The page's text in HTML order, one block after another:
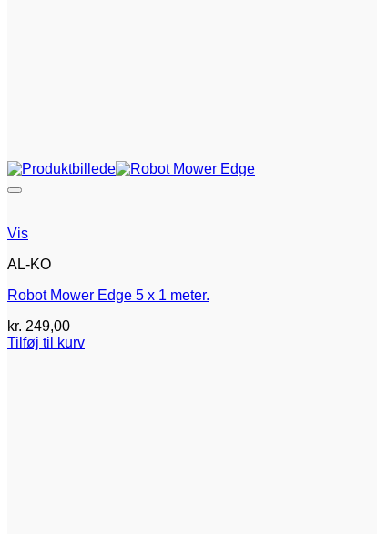
Vis
AL-KO
Robot Mower Edge 5 x 1 meter.
kr. 249,00
Tilføj til kurv